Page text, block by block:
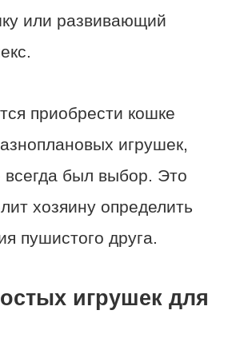
или развивающий
приобрести кошке
игрушек,
всегда был выбор. Это
хозяину определить
пушистого друга.
игрушек для